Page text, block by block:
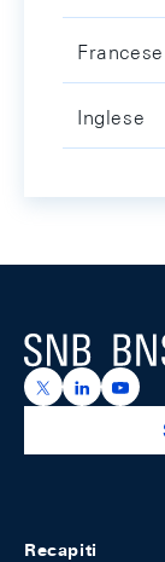
Francese
Inglese
Logo
https://https://
Recapiti